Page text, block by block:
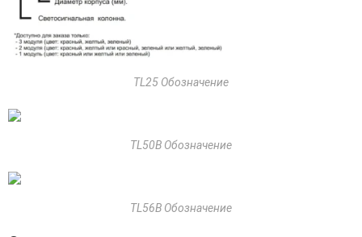
TL25 Обозначение
TL50B Обозначение
TL56B Обозначение